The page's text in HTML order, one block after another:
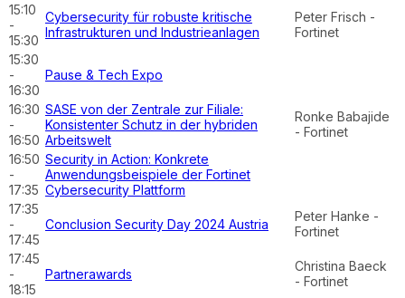
15:10
-
15:30
Cybersecurity für robuste kritische
Infrastrukturen und Industrieanlagen
Peter Frisch -
Fortinet
15:30
-
16:30
Pause & Tech Expo
16:30
-
16:50
SASE von der Zentrale zur Filiale:
Konsistenter Schutz in der hybriden
Arbeitswelt
Ronke Babajide
- Fortinet
16:50
-
17:35
Security in Action: Konkrete
Anwendungsbeispiele der Fortinet
Cybersecurity Plattform
17:35
-
17:45
Conclusion Security Day 2024 Austria
Peter Hanke -
Fortinet
17:45
-
18:15
Partnerawards
Christina Baeck
- Fortinet